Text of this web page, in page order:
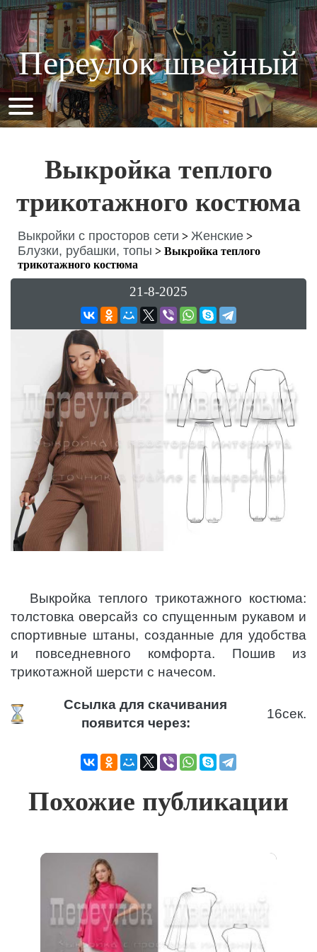
Переулок швейный
Выкройка теплого
трикотажного костюма
Выкройки с просторов сети > Женские >
Блузки, рубашки, топы > Выкройка теплого
трикотажного костюма
21-8-2025
Выкройка теплого трикотажного костюма:
толстовка оверсайз со спущенным рукавом и
спортивные штаны, созданные для удобства
и повседневного комфорта. Пошив из
трикотажной шерсти с начесом.
Ссылка для скачивания
появится через:
16сек.
Похожие публикации